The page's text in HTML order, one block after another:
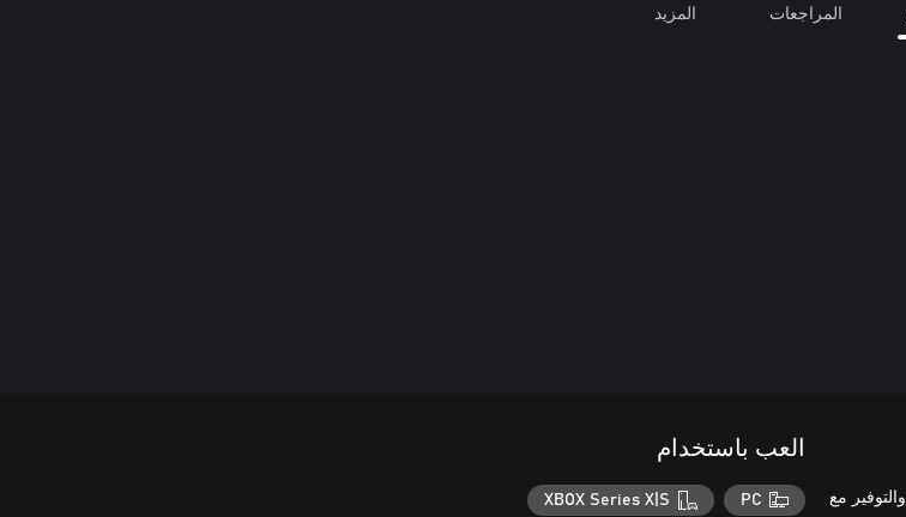
المراجعات المزيد
يمكنك الوصول إلى التوسعتين الرئيسيتين القادمتين للعبة Warhammer 40,000: Rogue Trader والتوفير مع
العب باستخدام
PC
XBOX Series X|S